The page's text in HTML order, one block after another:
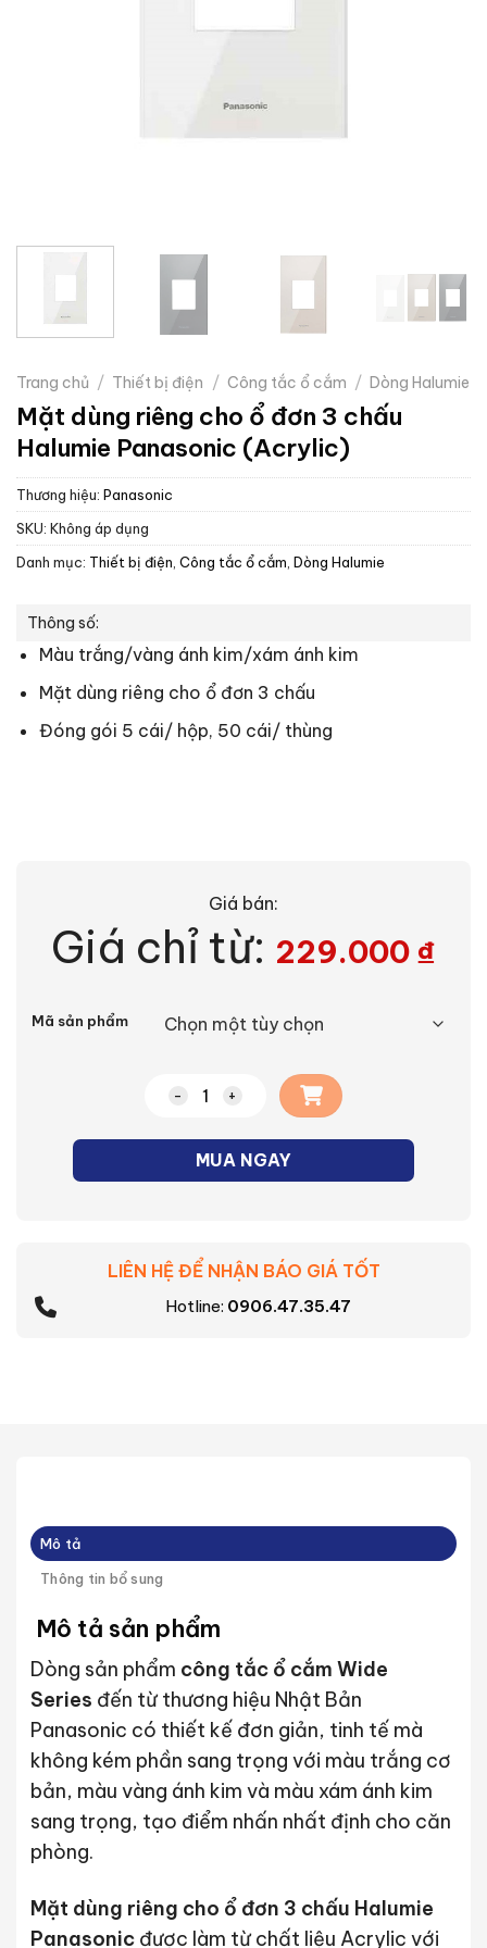
Trang chủ / Thiết bị điện / Công tắc ổ cắm / Dòng Halumie
Mặt dùng riêng cho ổ đơn 3 chấu
Halumie Panasonic (Acrylic)
Thương hiệu: Panasonic
SKU: Không áp dụng
Danh mục: Thiết bị điện Công tắc ổ cắm Dòng Halumie
Thông số:
Màu trắng/vàng ánh kim/xám ánh kim
Mặt dùng riêng cho ổ đơn 3 chấu
Đóng gói 5 cái/ hộp, 50 cái/ thùng
Giá bán:
Giá chỉ từ: 229.000 ₫
Mã sản phẩm
Mặt dùng riêng cho ổ đơn 3 chấu
MUA NGAY
LIÊN HỆ ĐỂ NHẬN BÁO GIÁ TỐT
Hotline: 0906.47.35.47
Mô tả
Thông tin bổ sung
Mô tả sản phẩm
Dòng sản phẩm công tắc ổ cắm Wide
Series đến từ thương hiệu Nhật Bản
Panasonic có thiết kế đơn giản, tinh tế mà
không kém phần sang trọng với màu trắng cơ
bản, màu vàng ánh kim và màu xám ánh kim
sang trọng, tạo điểm nhấn nhất định cho căn
phòng.
Mặt dùng riêng cho ổ đơn 3 chấu Halumie
Panasonicđược làm từ chất liệu Acrylic với